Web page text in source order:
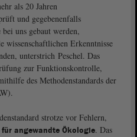
als 20 Jahren
und gegebenenfalls
uns gebaut werden,
Erkenntnisse
unterstrich Peschel. Das
zur Funktionskontrolle,
des Methodenstandards der
strotze vor Fehlern,
angewandte Ökologie. Das